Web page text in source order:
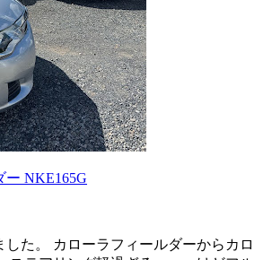
ー NKE165G
た。 カローラフィールダーからカロ